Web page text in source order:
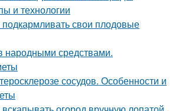
и технологии
подкармливать свои плодовые
народными средствами.
сосудов. Особенности и